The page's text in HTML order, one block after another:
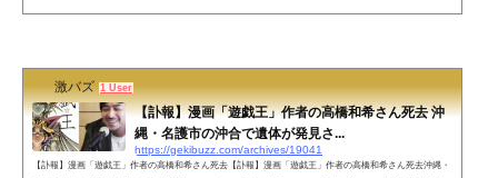
激バズ 1 User
【訃報】漫画「遊戯王」作者の高橋和希さん死去 沖
縄・名護市の沖合で遺体が発見さ...
https://gekibuzz.com/archives/19041
【訃報】漫画「遊戯王」作者の高橋和希さん死去【訃報】漫画「遊戯王」作者の高橋和希さん死去沖縄・